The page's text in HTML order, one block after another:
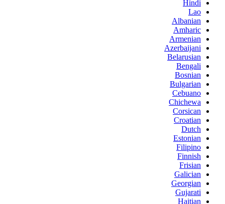
Hindi
Lao
Albanian
Amharic
Armenian
Azerbaijani
Belarusian
Bengali
Bosnian
Bulgarian
Cebuano
Chichewa
Corsican
Croatian
Dutch
Estonian
Filipino
Finnish
Frisian
Galician
Georgian
Gujarati
Haitian